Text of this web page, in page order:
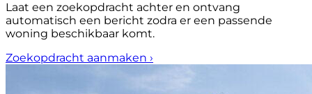
Laat een zoekopdracht achter en ontvang
automatisch een bericht zodra er een passende
woning beschikbaar komt.
Zoekopdracht aanmaken ›